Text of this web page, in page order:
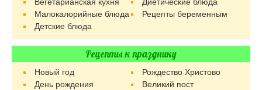
Вегетарианская кухня
Диетические блюда
Малокалорийные блюда
Рецепты беременным
Детские блюда
Рецепты к празднику
Новый год
Рождество Христово
День рождения
Великий пост